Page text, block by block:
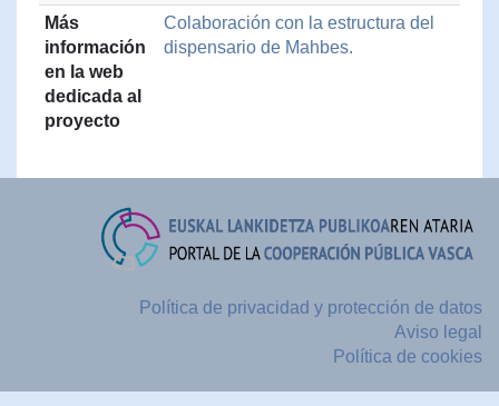
Más
información
en la web
dedicada al
proyecto
Colaboración con la estructura del
dispensario de Mahbes.
Política de privacidad y protección de datos
Aviso legal
Política de cookies